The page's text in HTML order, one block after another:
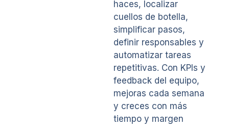
haces, localizar
cuellos de botella,
simplificar pasos,
definir responsables y
automatizar tareas
repetitivas. Con KPIs y
feedback del equipo,
mejoras cada semana
y creces con más
tiempo y margen